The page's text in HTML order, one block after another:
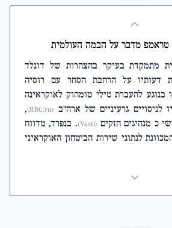
טראמפ מדבר על הבמה העולמית
מתמקדת בעיקר בהצהרות של דונלד
דעותיו על הרחבת הסחר עם רוסיה
להעברת טילי טומהוק לאוקראינה
לניסויים גרעיניים של ארה"ב (RBC.ru)
,
כ מנהיגים חזקים (Vesti)
. בנפרד, מדווח
לנתוני שירות הביטחון האוקראיני